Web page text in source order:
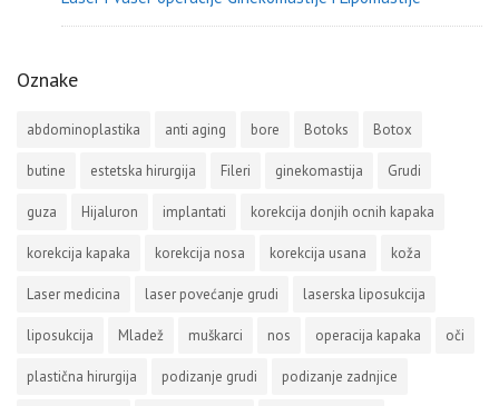
Oznake
abdominoplastika anti aging bore Botoks Botox
butine estetska hirurgija Fileri ginekomastija Grudi
guza Hijaluron implantati korekcija donjih ocnih kapaka
korekcija kapaka korekcija nosa korekcija usana koža
Laser medicina laser povećanje grudi laserska liposukcija
liposukcija Mladež muškarci nos operacija kapaka oči
plastična hirurgija podizanje grudi podizanje zadnjice